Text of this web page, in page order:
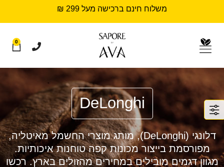
משלוח חינם ברכישה מעל 299 ₪
0
DeLonghi
דלונגי (DeLonghi), מותג מוצרי החשמל מאיטליה,
מפורסמת בייצור מכונות קפה טוחנות איכותיות.
מגוון דגמים מובילים במחירים מהזולים בארץ. רכשו